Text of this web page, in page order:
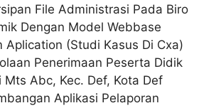
File Administrasi Pada Biro
Dengan Model Webbase
Aplication (Studi Kasus Di Cxa)
Penerimaan Peserta Didik
Mts Abc, Kec. Def, Kota Def
Aplikasi Pelaporan